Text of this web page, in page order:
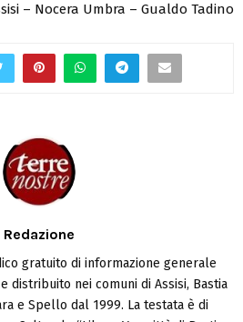
– Nocera Umbra – Gualdo Tadino
Redazione
gratuito di informazione generale
distribuito nei comuni di Assisi, Bastia
e Spello dal 1999. La testata è di